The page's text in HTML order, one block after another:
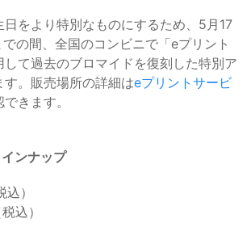
日をより特別なものにするため、5月17
の間、全国のコンビニで「eプリント
て過去のブロマイドを復刻した特別ア
。販売場所の詳細はeプリントサービ
きます。
ンナップ
）
込）